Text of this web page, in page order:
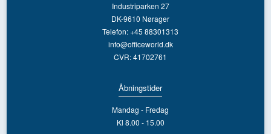
Industriparken 27
DK-9610 Nørager
Telefon: +45 88301313
info@officeworld.dk
CVR: 41702761
Åbningstider
Mandag - Fredag
Kl 8.00 - 15.00